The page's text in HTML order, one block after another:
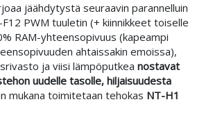
jäähdytystä seuraavin parannelluin
F12 PWM tuuletin (+ kiinnikkeet toiselle
RAM-yhteensopivuus (kapeampi
ahtaissakin emoissa),
ja viisi lämpöputkea nostavat
uudelle tasolle, hiljaisuudesta
mukana toimitetaan tehokas NT-H1